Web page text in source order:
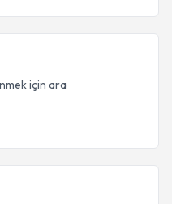
için ara